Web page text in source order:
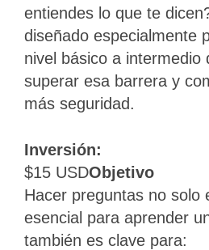
entiendes lo que te
diseñado especialmente
nivel básico a intermedio
superar esa barrera y
más seguridad.
Inversión:
$15 USDObjetivo
Hacer preguntas no solo
esencial para aprender
también es clave para: